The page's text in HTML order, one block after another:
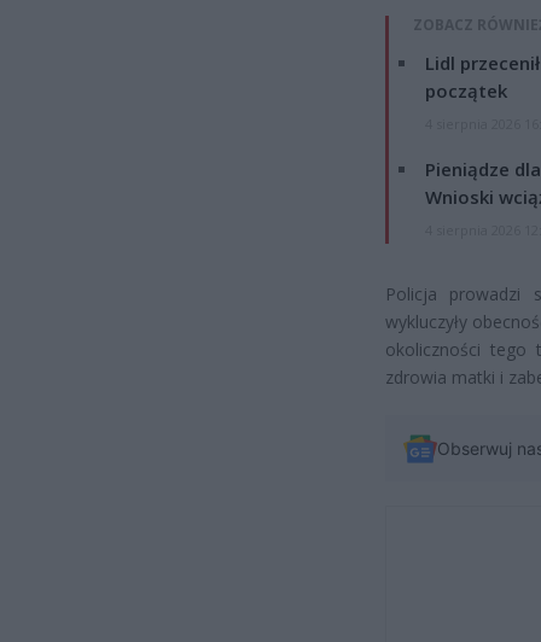
ZOBACZ
Lidl
początek
Pieniądze
Wnioski
Policja prowadzi
wykluczyły
okoliczności tego
zdrowia matki i
Obserwuj